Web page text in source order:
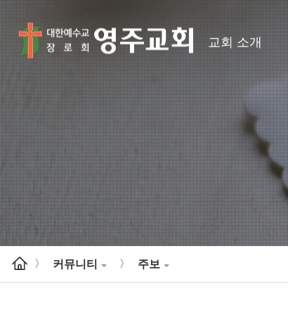
교회 소개
> 커뮤니티 > 주보